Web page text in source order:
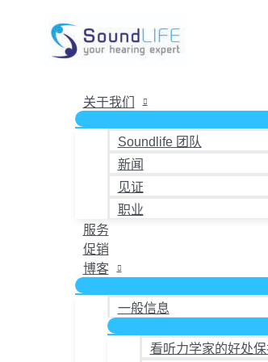
关于我们
Soundlife 团队
新闻
见证
职业
服务
促销
博客
一般信息
看听力学家的好处